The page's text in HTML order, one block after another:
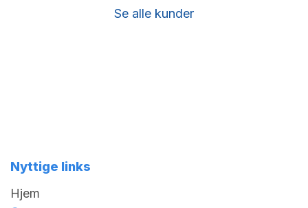
Se alle kunder
Nyttige links
Hjem